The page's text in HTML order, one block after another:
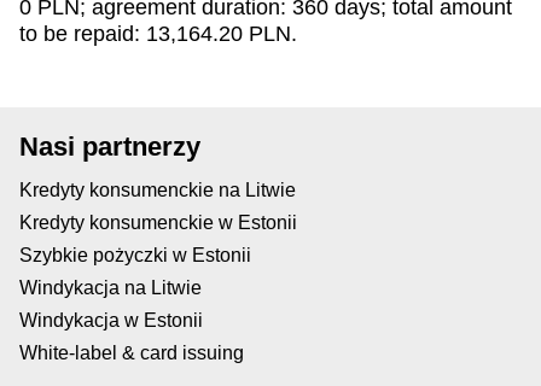
0 PLN; agreement duration: 360 days; total amount
to be repaid: 13,164.20 PLN.
Nasi partnerzy
Kredyty konsumenckie na Litwie
Kredyty konsumenckie w Estonii
Szybkie pożyczki w Estonii
Windykacja na Litwie
Windykacja w Estonii
White-label & card issuing